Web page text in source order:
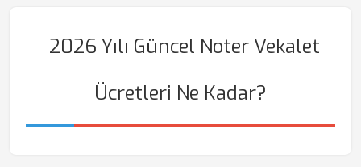
2026 Yılı Güncel Noter Vekalet
Ücretleri Ne Kadar?